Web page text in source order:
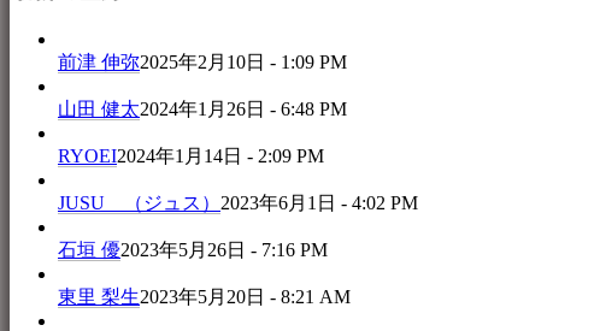
前津 伸弥2025年2月10日 - 1:09 PM
山田 健太2024年1月26日 - 6:48 PM
RYOEI2024年1月14日 - 2:09 PM
JUSU （ジュス） 2023年6月1日 - 4:02 PM
石垣 優2023年5月26日 - 7:16 PM
東里 梨生2023年5月20日 - 8:21 AM